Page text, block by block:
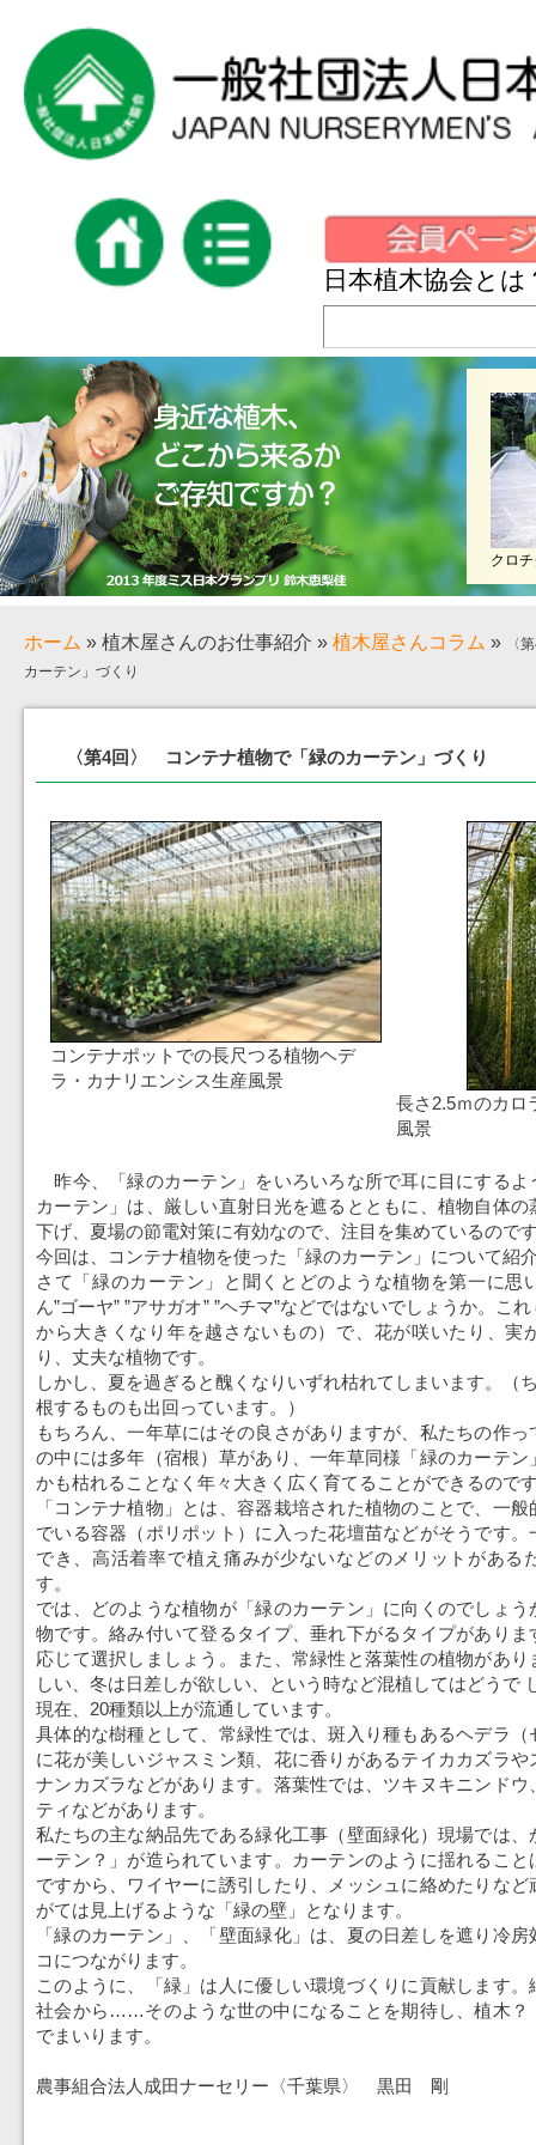
日本植木協会とは
クロ
ホーム » 植木屋さんのお仕事紹介 » 植木屋さんコラム »
〈
カーテン」づくり
〈第4回〉 コンテナ植物で「緑のカーテン」づくり
コンテナポットでの長尺つる植物ヘデ
ラ・カナリエンシス生産風景
長さ2.5ｍのカロ
風景
昨今、「緑のカーテン」をいろいろな所で耳に目にするよ
カーテン」は、厳しい直射日光を遮るとともに、植物自体
下げ、夏場の節電対策に有効なので、注目を集めているので
今回は、コンテナ植物を使った「緑のカーテン」について紹
さて「緑のカーテン」と聞くとどのような植物を第一に
ん”ゴーヤ” ”アサガオ” ”ヘチマ”などではないでしょうか。こ
から大きくなり年を越さないもの）で、花が咲いたり、実
り、丈夫な植物です。
しかし、夏を過ぎると醜くなりいずれ枯れてしまいます。（
根するものも出回っています。）
もちろん、一年草にはその良さがありますが、私たちの作
の中には多年（宿根）草があり、一年草同様「緑のカーテ
かも枯れることなく年々大きく広く育てることができるので
「コンテナ植物」とは、容器栽培された植物のことで、一
でいる容器（ポリポット）に入った花壇苗などがそうです
でき、高活着率で植え痛みが少ないなどのメリットがある
す。
では、どのような植物が「緑のカーテン」に向くのでしょ
物です。絡み付いて登るタイプ、垂れ下がるタイプがあり
応じて選択しましょう。また、常緑性と落葉性の植物があ
しい、冬は日差しが欲しい、という時など混植してはどうで
現在、20種類以上が流通しています。
具体的な樹種として、常緑性では、斑入り種もあるヘデラ
に花が美しいジャスミン類、花に香りがあるテイカカズラ
ナンカズラなどがあります。落葉性では、ツキヌキニンド
ティなどがあります。
私たちの主な納品先である緑化工事（壁面緑化）現場では
ーテン？」が造られています。カーテンのように揺れるこ
ですから、ワイヤーに誘引したり、メッシュに絡めたりな
がては見上げるような「緑の壁」となります。
「緑のカーテン」、「壁面緑化」は、夏の日差しを遮り冷
コにつながります。
このように、「緑」は人に優しい環境づくりに貢献します
社会から……そのような世の中になることを期待し、植木
でまいります。
農事組合法人成田ナーセリー〈千葉県〉 黒田 剛